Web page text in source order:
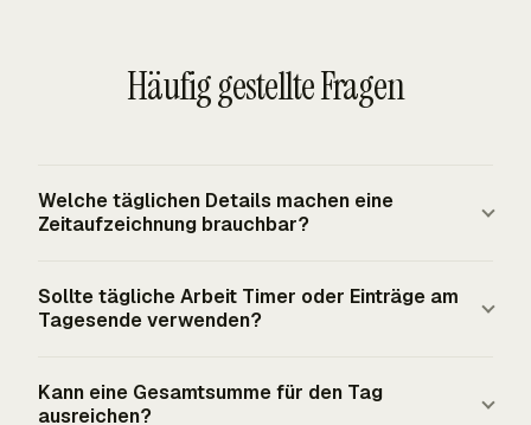
Häufig gestellte Fragen
Welche täglichen Details machen eine
Zeitaufzeichnung brauchbar?
Arbeitnehmer, das Datum, die tatsächlich geleisteten
Stunden, das Projekt oder die Aufgabe, Start- und
Abrechnungsstatus und kurze Notizen zu Ausnahmen.
Sollte tägliche Arbeit Timer oder Einträge am
Tagesende verwenden?
die Dauer erfassen, während die Arbeit geschieht.
Kann eine Gesamtsumme für den Tag
ausreichen?